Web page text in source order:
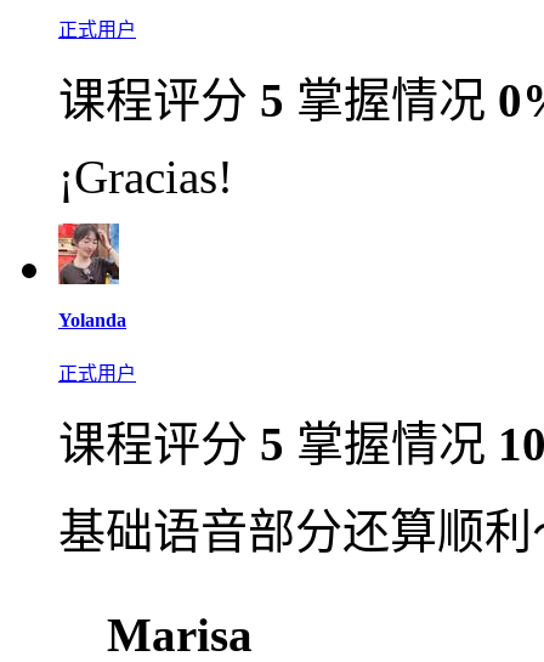
正式用户
课程评分 5 掌握情况
¡Gracias!
Yolanda
正式用户
课程评分 5 掌握情况
基础语音部分还算顺
Marisa